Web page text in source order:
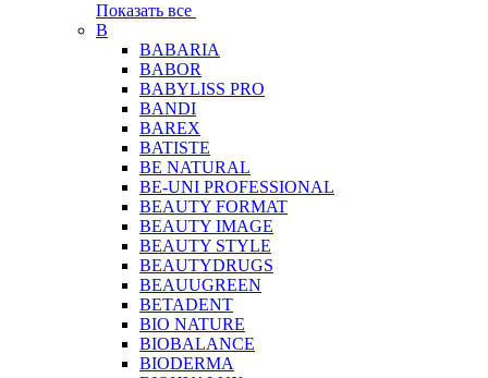
Показать все
B
BABARIA
BABOR
BABYLISS PRO
BANDI
BAREX
BATISTE
BE NATURAL
BE-UNI PROFESSIONAL
BEAUTY FORMAT
BEAUTY IMAGE
BEAUTY STYLE
BEAUTYDRUGS
BEAUUGREEN
BETADENT
BIO NATURE
BIOBALANCE
BIODERMA